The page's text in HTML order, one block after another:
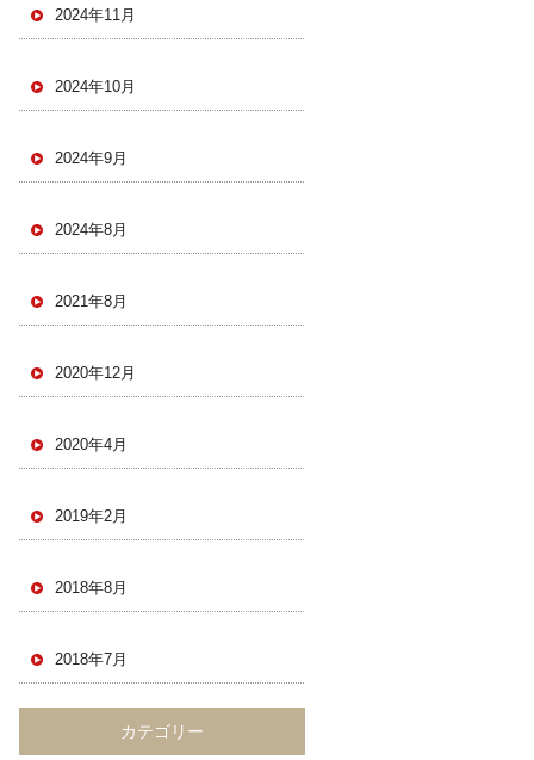
2024年11月
2024年10月
2024年9月
2024年8月
2021年8月
2020年12月
2020年4月
2019年2月
2018年8月
2018年7月
カテゴリー